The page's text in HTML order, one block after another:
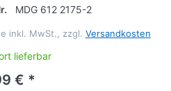
MDG 612 2175-2
inkl. MwSt., zzgl. Versandkosten
lieferbar
€ *